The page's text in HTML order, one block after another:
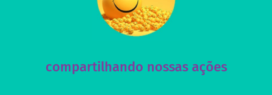
compartilhando nossas ações
Acesse nossas redes sociais e nos ajude compartilhando
nossos posts e nosso site!